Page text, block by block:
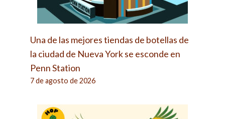
Una de las mejores tiendas de botellas de
la ciudad de Nueva York se esconde en
Penn Station
7 de agosto de 2026